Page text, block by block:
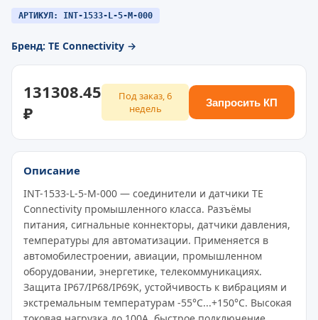
АРТИКУЛ: INT-1533-L-5-M-000
Бренд: TE Connectivity →
131308.45
₽
Под заказ, 6
недель
Запросить КП
Описание
INT-1533-L-5-M-000 — соединители и датчики TE
Connectivity промышленного класса. Разъёмы
питания, сигнальные коннекторы, датчики давления,
температуры для автоматизации. Применяется в
автомобилестроении, авиации, промышленном
оборудовании, энергетике, телекоммуникациях.
Защита IP67/IP68/IP69K, устойчивость к вибрациям и
экстремальным температурам -55°C...+150°C. Высокая